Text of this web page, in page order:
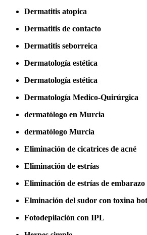
Dermatitis atopica
Dermatitis de contacto
Dermatitis seborreica
Dermatología estética
Dermatología estética
Dermatología Medico-Quirúrgica
dermatólogo en Murcia
dermatólogo Murcia
Eliminación de cicatrices de acné
Eliminación de estrías
Eliminación de estrías de embarazo
Elminación del sudor con toxina
Fotodepilación con IPL